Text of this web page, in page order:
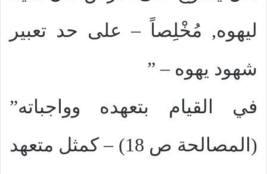
ليهوه, مُخْلِصاً – على حد تعبير
شهود يهوه – ”
في القيام بتعهده وواجباته”
(المصالحة ص 18) – كمثل متعهد